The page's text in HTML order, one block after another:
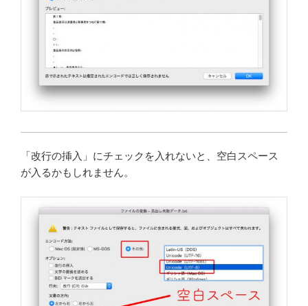
「改行の挿入」にチェックを入れないと、空白スペース
が入るかもしれません。